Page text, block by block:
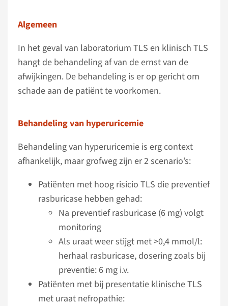
Algemeen
In het geval van laboratorium TLS en klinisch TLS
hangt de behandeling af van de ernst van de
afwijkingen. De behandeling is er op gericht om
schade aan de patiënt te voorkomen.
Behandeling van hyperuricemie
Behandeling van hyperuricemie is erg context
afhankelijk, maar grofweg zijn er 2 scenario’s:
Patiënten met hoog risicio TLS die preventief
rasburicase hebben gehad:
Na preventief rasburicase (6 mg) volgt
monitoring
Als uraat weer stijgt met >0,4 mmol/l:
herhaal rasburicase, dosering zoals bij
preventie: 6 mg i.v.
Patiënten met bij presentatie klinische TLS
met uraat nefropathie: